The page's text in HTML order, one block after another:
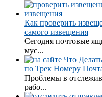
Как проверить
самого извещения
Сегодня почтовые
мус...
Что
по Трек Номеру
Проблемы в
рабо...